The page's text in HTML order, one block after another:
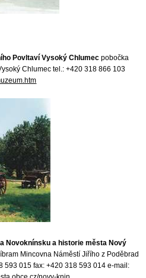
Povltaví Vysoký Chlumecpobočka
Chlumec tel.: +420 318 866 103
Novoknínsku a historie města Nový
Mincovna Náměstí Jiřího z Poděbrad
593 015 fax: +420 318 593 014 e-mail: